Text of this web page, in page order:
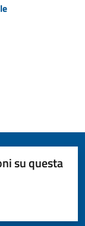
su questa